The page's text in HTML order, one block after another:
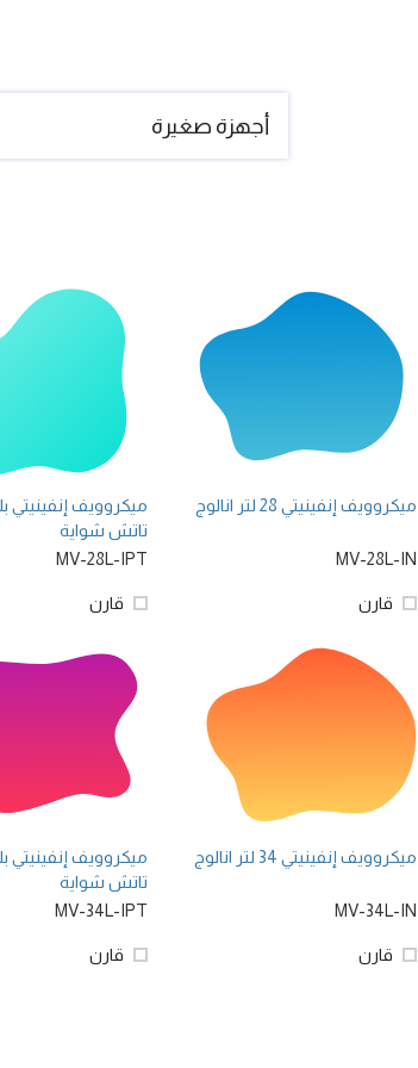
أجهزة صغيرة
ميكروويف إنفينيتي 28 لتر انالوج
MV-28L-IN
قارن
تاتش شواية
MV-28L-IPT
قارن
ميكروويف إنفينيتي 34 لتر انالوج
MV-34L-IN
قارن
تاتش شواية
MV-34L-IPT
قارن